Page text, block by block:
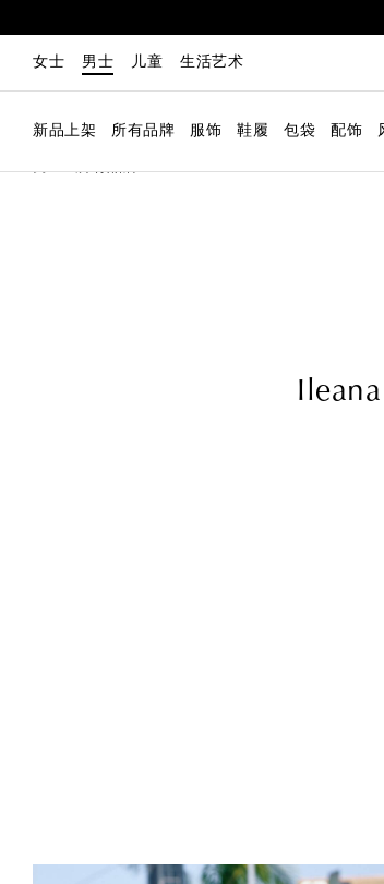
女士 男士 儿童 生活艺术
新品上架 所有品牌 服饰 鞋履 包袋 配饰